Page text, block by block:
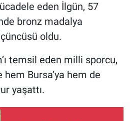
eden İlgün, 57
bronz madalya
oldu.
temsil eden milli sporcu,
Bursa’ya hem de
yaşattı.